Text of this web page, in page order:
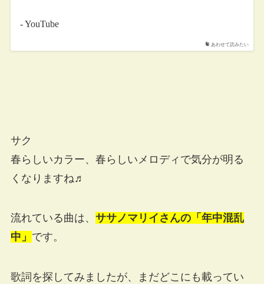
あわせて読みたい
- YouTube
サク
春らしいカラー、春らしいメロディで気分が明る
くなりますね♬
流れている曲は、 ササノマリイさんの「年中混乱
中」 です。
歌詞を探してみましたが、まだどこにも載ってい